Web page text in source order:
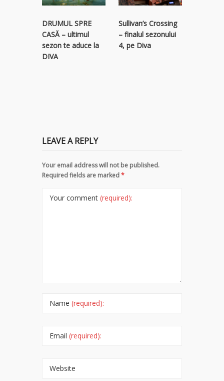
DRUMUL SPRE
CASĂ – ultimul
sezon te aduce la
DIVA
Sullivan’s Crossing
– finalul sezonului
4, pe Diva
LEAVE A REPLY
Your email address will not be published.
Required fields are marked*
Your comment (required):
Name (required):
Email (required):
Website